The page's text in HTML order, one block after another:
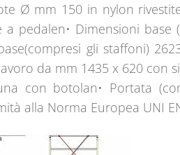
Ø mm 150 in nylon
a pedalen• Dimensioni
gli staffoni)
da mm 1435 x 620 con
con botolan• Portata
alla Norma Europea UNI